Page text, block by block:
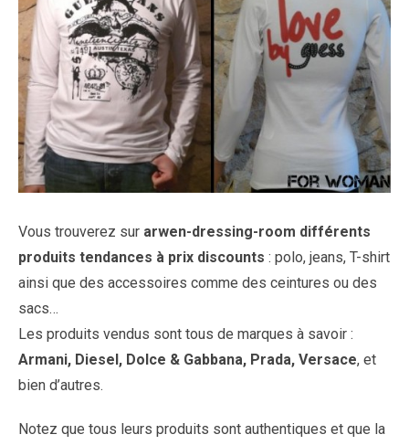
Vous trouverez sur arwen-dressing-room différents
produits tendances à prix discounts : polo, jeans, T-shirt
ainsi que des accessoires comme des ceintures ou des
sacs…
Les produits vendus sont tous de marques à savoir :
Armani, Diesel, Dolce & Gabbana, Prada, Versace, et
bien d’autres.
Notez que tous leurs produits sont authentiques et que la